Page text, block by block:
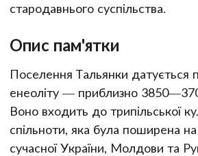
стародавнього суспільства.
Опис пам'ятки
Поселення Тальянки датується
енеоліту — приблизно
Воно входить до трипільської
спільноти, яка була поширена на
сучасної України, Молдови та